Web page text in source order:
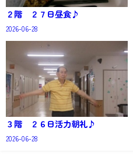
２階 ２７日昼食♪
2026-06-28
３階 ２６日活力朝礼♪
2026-06-28